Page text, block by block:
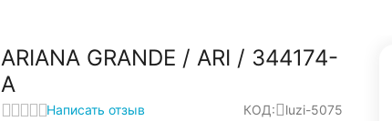
ARIANA GRANDE / ARI / 344174-
A
Написать отзыв КОД:
luzi-5075